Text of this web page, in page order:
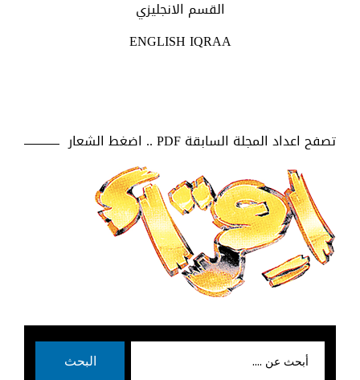
القسم الانجليزي
ENGLISH IQRAA
تصفح اعداد المجلة السابقة PDF .. اضغط الشعار
البحث